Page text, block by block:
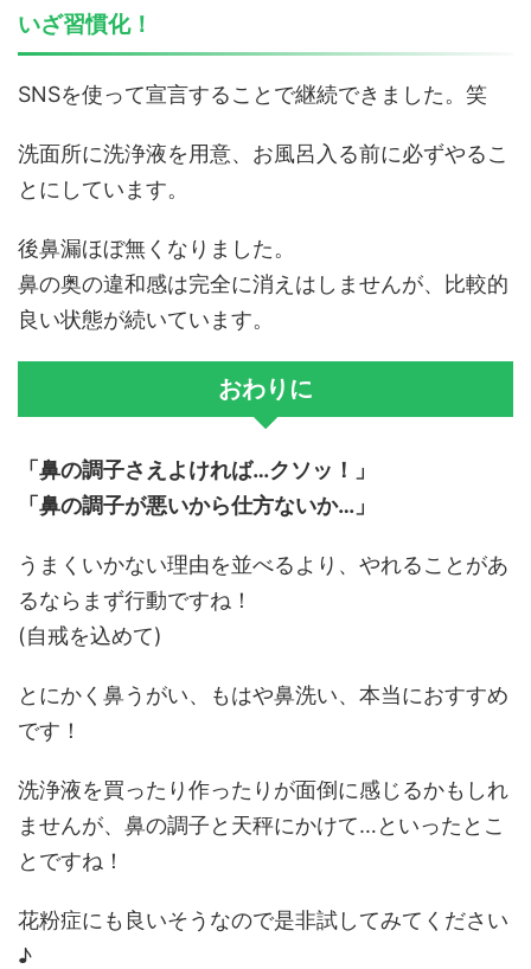
いざ習慣化！
SNSを使って宣言することで継続できました。笑
洗面所に洗浄液を用意、お風呂入る前に必ずやるこ
とにしています。
後鼻漏ほぼ無くなりました。
鼻の奥の違和感は完全に消えはしませんが、比較的
良い状態が続いています。
おわりに
「鼻の調子さえよければ…クソッ！」
「鼻の調子が悪いから仕方ないか…」
うまくいかない理由を並べるより、やれることがあ
るならまず行動ですね！
(自戒を込めて)
とにかく鼻うがい、もはや鼻洗い、本当におすすめ
です！
洗浄液を買ったり作ったりが面倒に感じるかもしれ
ませんが、鼻の調子と天秤にかけて…といったとこ
とですね！
花粉症にも良いそうなので是非試してみてください
♪